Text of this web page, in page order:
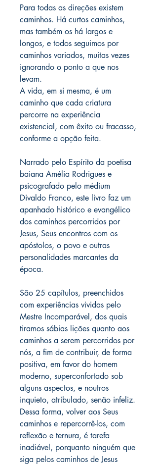
Para todas as direções existem
caminhos. Há curtos caminhos,
mas também os há largos e
longos, e todos seguimos por
caminhos variados, muitas vezes
ignorando o ponto a que nos
levam.
A vida, em si mesma, é um
caminho que cada criatura
percorre na experiência
existencial, com êxito ou fracasso,
conforme a opção feita.
Narrado pelo Espírito da poetisa
baiana Amélia Rodrigues e
psicografado pelo médium
Divaldo Franco, este livro faz um
apanhado histórico e evangélico
dos caminhos percorridos por
Jesus, Seus encontros com os
apóstolos, o povo e outras
personalidades marcantes da
época.
São 25 capítulos, preenchidos
com experiências vividas pelo
Mestre Incomparável, dos quais
tiramos sábias lições quanto aos
caminhos a serem percorridos por
nós, a fim de contribuir, de forma
positiva, em favor do homem
moderno, superconfortado sob
alguns aspectos, e noutros
inquieto, atribulado, senão infeliz.
Dessa forma, volver aos Seus
caminhos e repercorrê-los, com
reflexão e ternura, é tarefa
inadiável, porquanto ninguém que
siga pelos caminhos de Jesus